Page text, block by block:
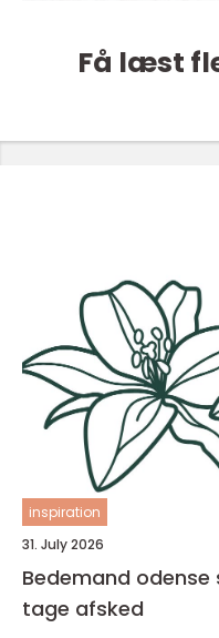
Få læst
inspiration
31. July 2026
Bedemand odense sådan får du ro til at
tage afsked